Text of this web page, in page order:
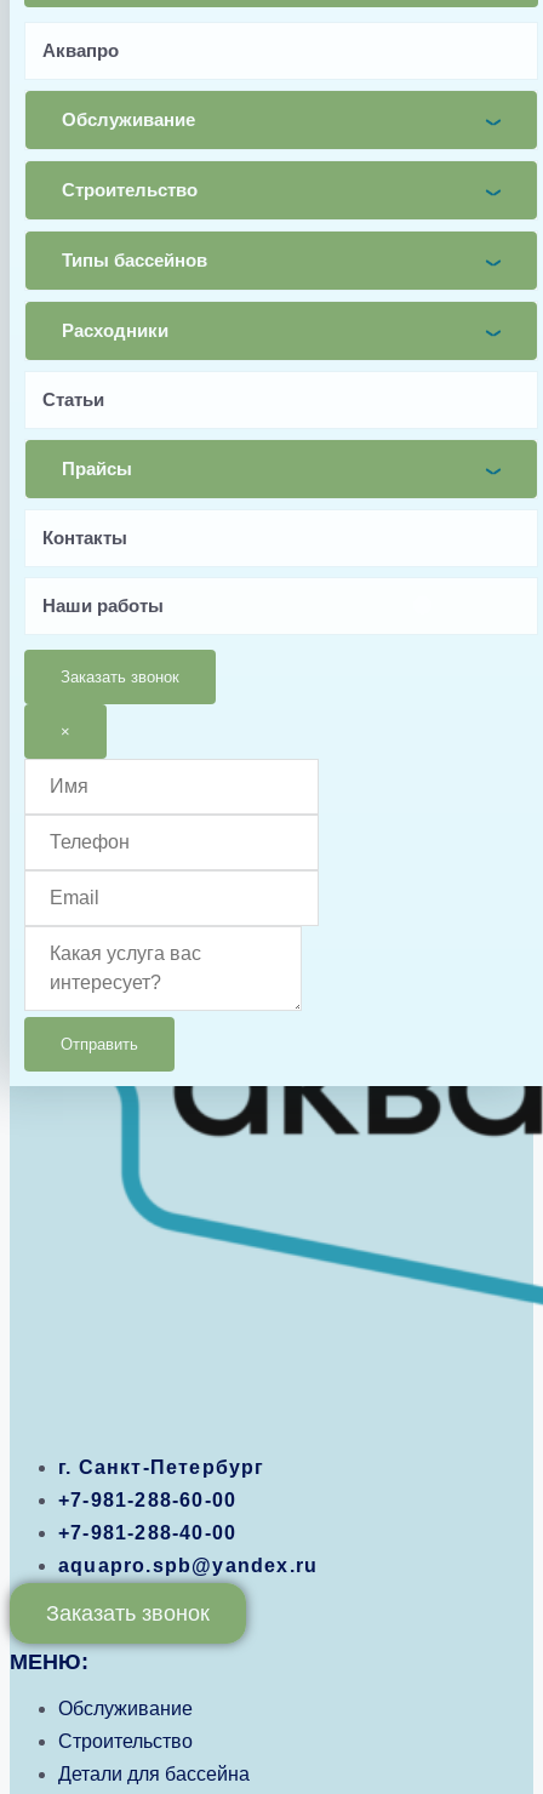
Аквапро
Обслуживание
Строительство
Типы бассейнов
Расходники
Статьи
Прайсы
Контакты
Наши работы
Заказать звонок
×
Отправить
Заявка
Заводской артикул
3042001
Aquaviva
Страна производства
Китай
Условия доставки
Доставка осуществляется после 100% предоплаты
г. Санкт-Петербург
+7-981-288-60-00
+7-981-288-40-00
aquapro.spb@yandex.ru
Заказать звонок
МЕНЮ:
Обслуживание
Строительство
Детали для бассейна